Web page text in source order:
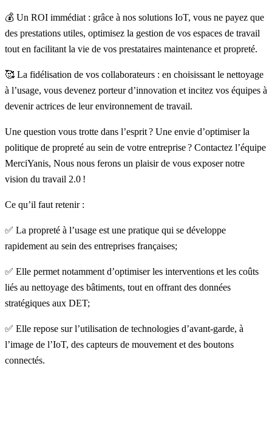
💰 Un ROI immédiat : grâce à nos solutions IoT, vous ne payez que
des prestations utiles, optimisez la gestion de vos espaces de travail
tout en facilitant la vie de vos prestataires maintenance et propreté.
🥰 La fidélisation de vos collaborateurs : en choisissant le nettoyage
à l’usage, vous devenez porteur d’innovation et incitez vos équipes à
devenir actrices de leur environnement de travail.
Une question vous trotte dans l’esprit ? Une envie d’optimiser la
politique de propreté au sein de votre entreprise ? Contactez l’équipe
MerciYanis, Nous nous ferons un plaisir de vous exposer notre
vision du travail 2.0 !
Ce qu’il faut retenir :
✅ La propreté à l’usage est une pratique qui se développe
rapidement au sein des entreprises françaises;
✅ Elle permet notamment d’optimiser les interventions et les coûts
liés au nettoyage des bâtiments, tout en offrant des données
stratégiques aux DET;
✅ Elle repose sur l’utilisation de technologies d’avant-garde, à
l’image de l’IoT, des capteurs de mouvement et des boutons
connectés.